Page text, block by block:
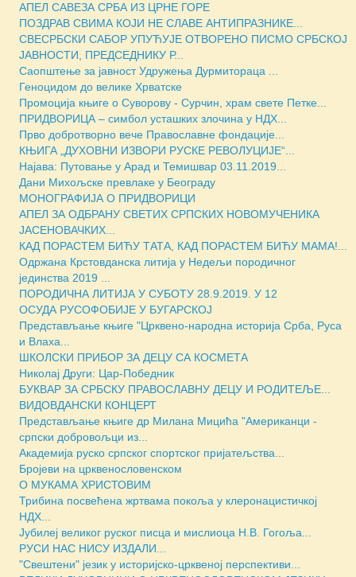
АПЕЛ САВЕЗА СРБА ИЗ ЦРНЕ ГОРЕ
ПОЗДРАВ СВИМА КОЈИ НЕ СЛАВЕ АНТИПРАЗНИКЕ...
СВЕСРБСКИ САБОР УПУЋУЈЕ ОТВОРЕНО ПИСМО СРБСКОЈ
ЈАВНОСТИ, ПРЕДСЕДНИКУ Р...
Саопштење за јавност Удружења Дурмитораца ...
Геноцидом до велике Хрватске
Промоција књиге о Суворову - Сурчин, храм свете Петке...
ПРИДВОРИЦА – симбол усташких злочина у НДХ...
Прво добротворно вече Православне фондације...
КЊИГА „ДУХОВНИ ИЗВОРИ РУСКЕ РЕВОЛУЦИJЕ“...
Најава: Путовање у Арад и Темишвар 03.11.2019...
Дани Михољске превлаке у Београду
МОНОГРАФИЈА О ПРИДВОРИЦИ
АПЕЛ ЗА ОДБРАНУ СВЕТИХ СРПСКИХ НОВОМУЧЕНИКА
ЈАСЕНОВАЧКИХ...
КАД ПОРАСТЕМ БИЋУ ТАТА, КАД ПОРАСТЕМ БИЋУ МАМА!...
Одржана Крстовданска литија у Недељи породичног
јединства 2019 ...
ПОРОДИЧНА ЛИТИЈА У СУБОТУ 28.9.2019. У 12
ОСУДА РУСОФОБИЈЕ У БУГАРСКОЈ
Представљање књиге "Црквено-народна историја Срба, Руса
и Влаха...
ШКОЛСКИ ПРИБОР ЗА ДЕЦУ СА КОСМЕТА
Николај Други: Цар-Победник
БУКВАР ЗА СРБСКУ ПРАВОСЛАВНУ ДЕЦУ И РОДИТЕЉЕ...
ВИДОВДАНСКИ КОНЦЕРТ
Представљање књиге др Милана Мицића "Американци -
српски добровољци из...
Академија руско српског спортског пријатељства...
Бројеви на црквенословенском
О МУКАМА ХРИСТОВИМ
Трибина посвећена жртвама покоља у клеронацистичкој
НДХ...
Јубилеј великог руског писца и мислиоца Н.В. Гогоља...
РУСИ НАС НИСУ ИЗДАЛИ...
"Свештени" језик у историјско-црквеној перспективи...